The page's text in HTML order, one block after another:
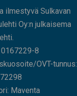
ilmestyvä Sulkavan
Oy:n julkaisema
8
OVT-tunnus:
Maventa